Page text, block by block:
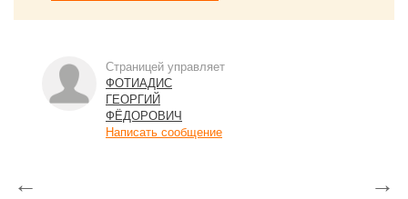
Страницей управляет
ФОТИАДИС
ГЕОРГИЙ
ФЁДОРОВИЧ
Написать сообщение
← →